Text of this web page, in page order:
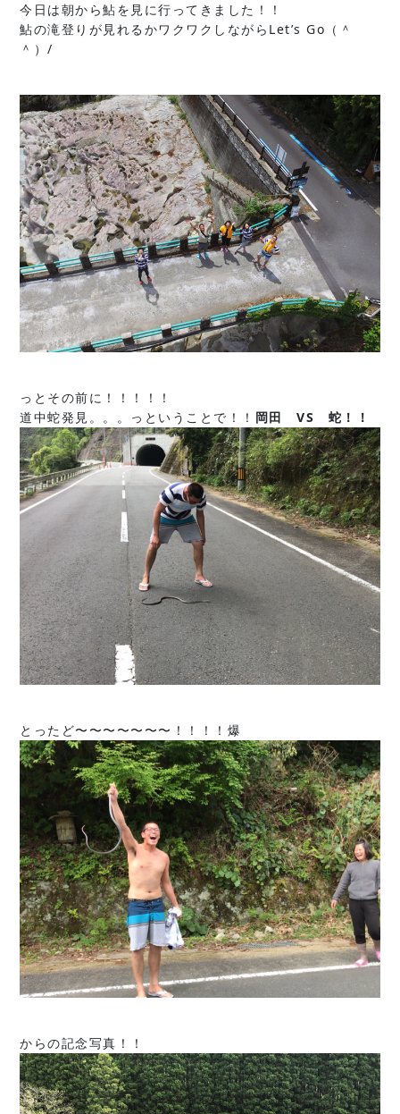
今日は朝から鮎を見に行ってきました！！
鮎の滝登りが見れるかワクワクしながらLet’s Go（＾
＾）/
っとその前に！！！！！
道中蛇発見。。。っということで！！ 岡田 VS 蛇！！
とったど〜〜〜〜〜〜〜！！！！爆
からの記念写真！！